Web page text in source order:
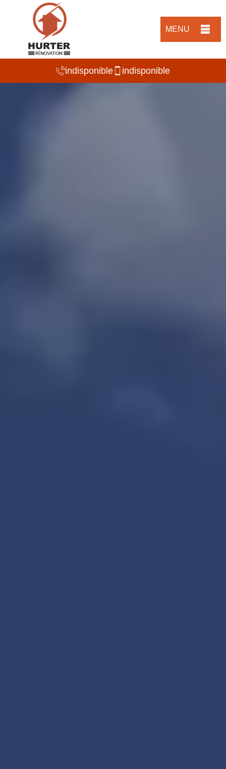
MENU
indisponible indisponible